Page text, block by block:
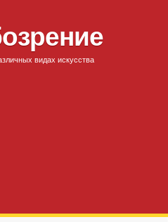
видах искусства